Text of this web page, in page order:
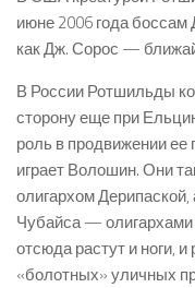
июне 2006 года боссам
как Дж. Сорос —
В России Ротшильды
сторону еще при
роль в продвижении ее
играет Волошин. Они
олигархом
Чубайса —
отсюда растут и ноги,
«болотных» уличных